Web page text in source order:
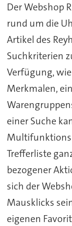
Der Webshop
rund um die
Artikel des
Suchkriterien
Verfügung,
Merkmalen,
einer Suche
Trefferliste
bezogener
sich der
Mausklicks
eigenen